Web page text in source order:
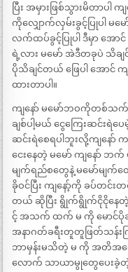
ပြီး အမှားဖြစ်သွားမိတာပ
ကိုလျှောက်လှမ်းခွင့်ပြုပါ မမ
လက်ထပ်ခွင့်ပြုပါ ဒီမှာ အော
ရဲ့လား မမော် အဲဒီတခုပဲ သိ
ပိုသိချင်တယ် ဖြေပါ အောင်
ထားတာပါ။
ကျနော် မမော်ဘဝကိုတစ်သ
ချစ်ပါ့မယ် ငွေကြေးဆင်းရဲပ
ဆင်းရဲစေရပါဘူးလို့ကျနော်
ငေးနေတဲ့ မမော် ကျနော် ဘက်
မျက်ရည်စတွေနဲ့ မမော်မျက်တ
ခိုဝင်ပြီး ကျနော့်ကို ခပ်တင်း
တယ် ဆိုပြီး ရွိုက်ရွိုက်ငိုငိုနေတဲ့ မမ
င့် အသက် ထက် မ ကို မောင်ပိုချ
အနာဂတ်ခရီးတူတူဖြတ်သန်းက
ဘာမှန်းမသိတဲ့ မ ကို အတိအတွ
လောက် သာယာမွုတွေပေးခဲ့